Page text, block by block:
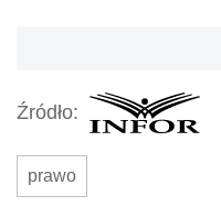
Źródło:
prawo